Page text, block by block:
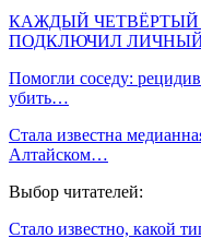
КАЖДЫЙ ЧЕТВЁРТЫЙ
ПОДКЛЮЧИЛ
Помогли соседу:
убить…
Стала известна
Алтайском…
Выбор читателей:
Стало известно, какой